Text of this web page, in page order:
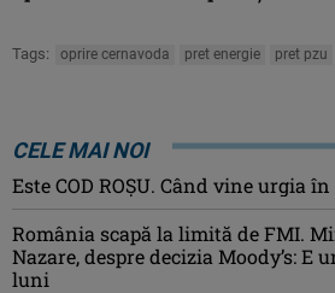
Tags: oprire cernavoda pret energie pret pzu
CELE MAI NOI
Este COD ROŞU. Când vine urgia
România scapă la limită de FMI.
Nazare, despre decizia Moody’s: E
luni